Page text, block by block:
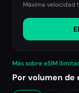
Máxima velocidad
Más sobre eSIM
Por volumen de